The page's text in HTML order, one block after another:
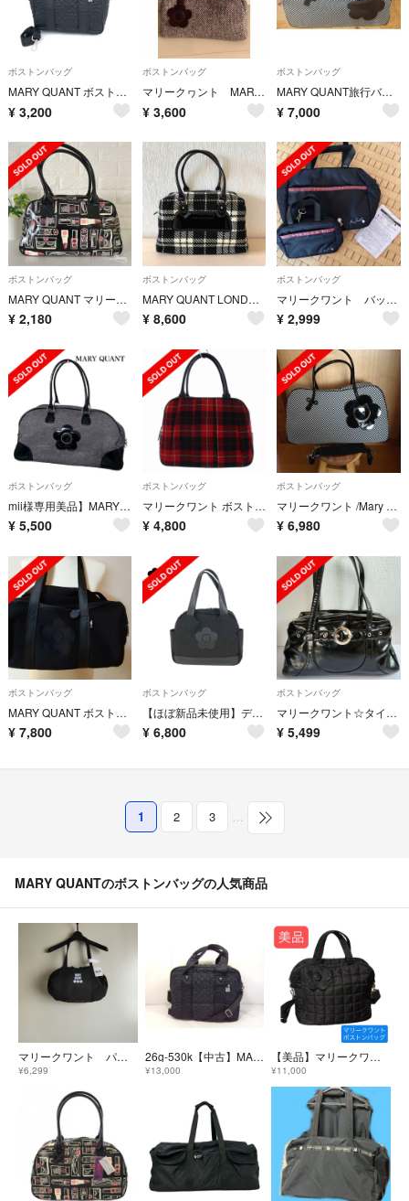
ボストンバッグ
MARY QUANT ボストンバック キルティング デイジー刺繍
¥ 3,200
ボストンバッグ
マリークヮント MARY QUANT ツイード ミニボストンバッグ
¥ 3,600
ボストンバッグ
MARY QUANT旅行バック
¥ 7,000
ボストンバッグ
MARY QUANT マリークワント コスメ柄 ボストンバッグ
¥ 2,180
ボストンバッグ
MARY QUANT LONDON ボストンバッグ
¥ 8,600
ボストンバッグ
マリークワント バッグ2点セット
¥ 2,999
ボストンバッグ
mii様専用美品】MARY QUANT ボストンバッグ
¥ 5,500
ボストンバッグ
マリークワント ボストンバッグ ハンドバッグ チェック柄 赤 黒
¥ 4,800
ボストンバッグ
マリークワント /Mary Quant ボストンバッグ
¥ 6,980
ボストンバッグ
MARY QUANT ボストンバック 2wayバック
¥ 7,800
ボストンバッグ
【ほぼ新品未使用】デイジー4サイドポケットボストンバック
¥ 6,800
ボストンバッグ
マリークワント☆タイムセール☆美品
¥ 5,499
1 2 3 …
MARY QUANTのボストンバッグの人気商品
マリークワント パブリュクス別注 ロゴ刺繍 ギャザー ボストンバッグ ブラック 新品
¥6,299
26g-530k【中古】MARY QUANT マリークワント マリクワ デイジーキルト キルティング ボストンバッグ ショルダー付き ブラック
¥13,000
【美品】マリークワント ボストンバッグ キルティング ブラック
¥11,000